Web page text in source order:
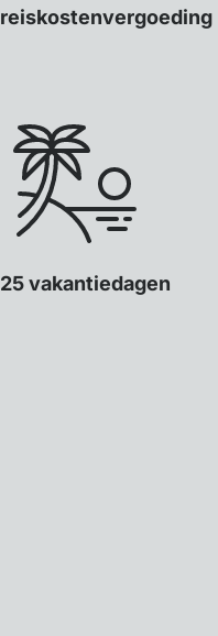
reiskostenvergoeding
25 vakantiedagen